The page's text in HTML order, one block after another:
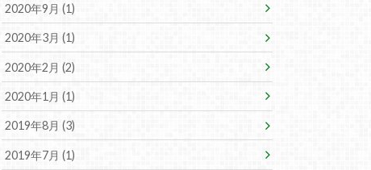
2020年9月 (1)
2020年3月 (1)
2020年2月 (2)
2020年1月 (1)
2019年8月 (3)
2019年7月 (1)